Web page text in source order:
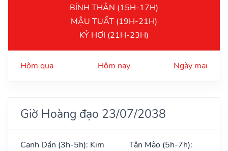
BÍNH THÂN (15H-17H)
MẬU TUẤT (19H-21H)
KỶ HỢI (21H-23H)
Hôm qua Hôm nay Ngày mai
Giờ Hoàng đạo 23/07/2038
Canh Dần (3h-5h): Kim
Tân Mão (5h-7h):